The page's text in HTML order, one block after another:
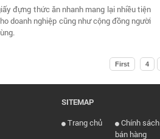
đựng thức ăn nhanh mang lại nhiều tiện
doanh nghiệp cũng như cộng đồng người
First 4
SITEMAP
Trang chủ
Chính sách
bán hàng